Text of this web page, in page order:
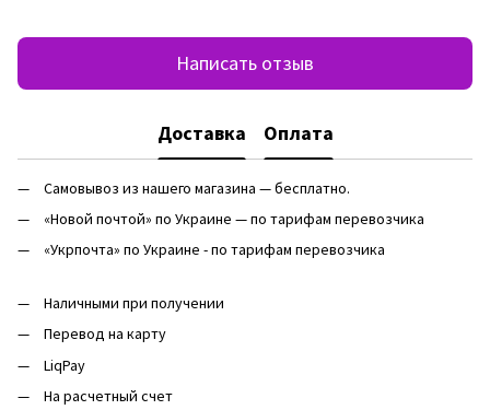
Написать отзыв
Доставка Оплата
Самовывоз из нашего магазина — бесплатно.
«Новой почтой» по Украине — по тарифам перевозчика
«Укрпочта» по Украине - по тарифам перевозчика
Наличными при получении
Перевод на карту
LiqPay
На расчетный счет